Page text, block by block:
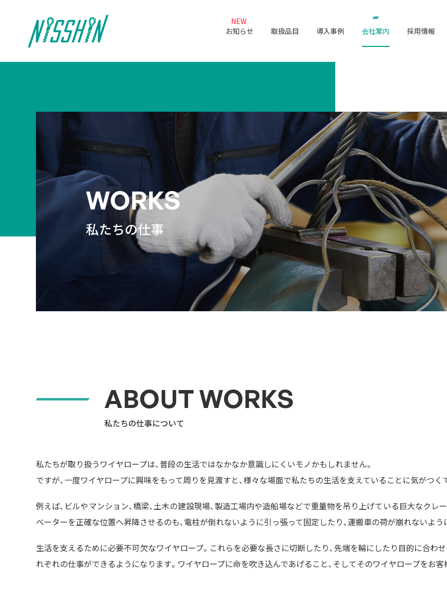
お知らせ
NEW
取扱品目
導入事例 会社案内 採用情報
私たちの仕事
WORKS
私たちの仕事について
ABOUT WORKS
私たちが取り扱うワイヤロープは、普段の生活ではなかなか意識しにくいモノかもしれません。
ですが、一度ワイヤロープに興味をもって周りを見渡すと、様々な場面で私たちの生活を支えていることに気がつく
例えば、ビルやマンション、橋梁、土木の建設現場、製造工場内や造船場などで重量物を吊り上げている巨大なクレ
ベーターを正確な位置へ昇降させるのも、電柱が倒れないように引っ張って固定したり、運搬車の荷が崩れないよ
生活を支えるために必要不可欠なワイヤロープ。これらを必要な長さに切断したり、先端を輪にしたり目的に合わ
れぞれの仕事ができるようになります。ワイヤロープに命を吹き込んであげること、そしてそのワイヤロープをお